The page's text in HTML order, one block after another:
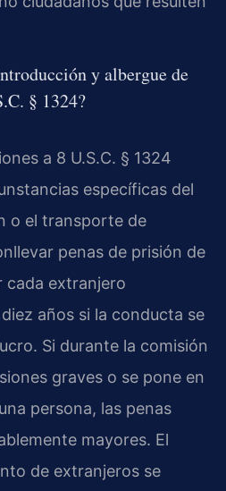
y albergue de
§ 1324?
a 8 U.S.C. § 1324
específicas del
o el transporte de
penas de prisión de
cada extranjero
años si la conducta se
Si durante la comisión
graves o se pone en
persona, las penas
mayores. El
de extranjeros se